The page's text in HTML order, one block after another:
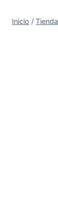
Inicio / Tienda